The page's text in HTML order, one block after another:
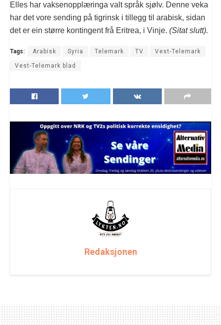
Elles har vaksenopplæringa valt språk sjølv. Denne veka
har det vore sending på tigrinsk i tillegg til arabisk, sidan
det er ein større kontingent frå Eritrea, i Vinje. (Sitat slutt).
Tags: Arabisk Syria Telemark TV Vest-Telemark
Vest-Telemark blad
Redaksjonen